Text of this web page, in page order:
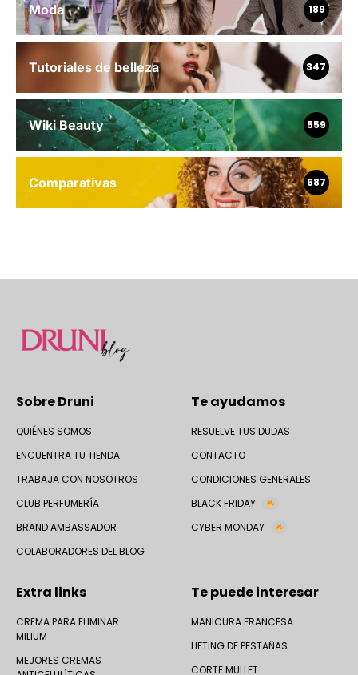
Moda 189
Tutoriales de belleza 347
Wiki Beauty 559
Comparativas 687
Sobre Druni
QUIÉNES SOMOS
ENCUENTRA TU TIENDA
TRABAJA CON NOSOTROS
CLUB PERFUMERÍA
BRAND AMBASSADOR
COLABORADORES DEL BLOG
Te ayudamos
RESUELVE TUS DUDAS
CONTACTO
CONDICIONES GENERALES
BLACK FRIDAY
CYBER MONDAY
Extra links
CREMA PARA ELIMINAR
MILIUM
MEJORES CREMAS
Te puede interesar
MANICURA FRANCESA
LIFTING DE PESTAÑAS
CORTE MULLET